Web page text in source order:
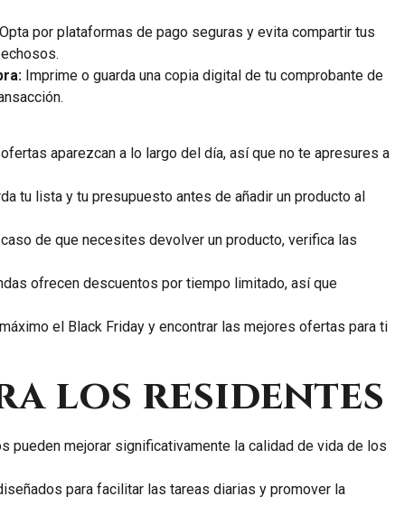
Opta por plataformas de pago seguras y evita compartir tus
Imprime o guarda una copia digital de tu comprobante de
aparezcan a lo largo del día, así que no te apresures a
tu lista y tu presupuesto antes de añadir un producto al
caso de que necesites devolver un producto, verifica las
ofrecen descuentos por tiempo limitado, así que
el Black Friday y encontrar las mejores ofertas para ti
los residentes
pueden mejorar significativamente la calidad de vida de los
para facilitar las tareas diarias y promover la